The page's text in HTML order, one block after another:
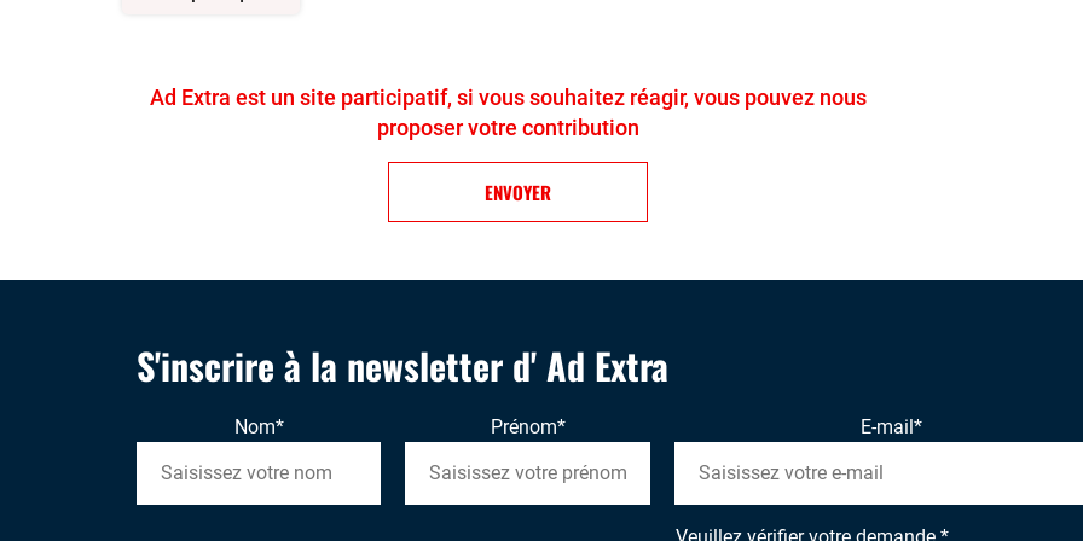
Ad Extra est un site participatif, si vous souhaitez réagir, vous pouvez nous
proposer votre contribution
ENVOYER
S'inscrire à la newsletter d' Ad Extra
Nom* Prénom* E-mail*